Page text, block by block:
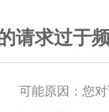
请求过于
可能原因：您